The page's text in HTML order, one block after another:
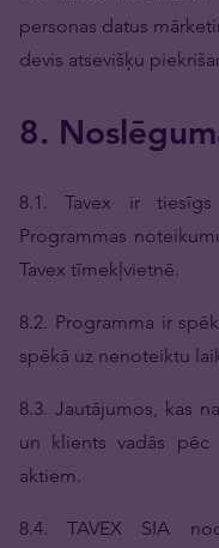
personas datus
devis atsevišķu
8.
8.1. Tavex ir
Programmas
Tavex tīmekļvietnē.
8.2. Programma ir
spēkā uz nenoteiktu
8.3. Jautājumos, kas
un klients vadās pēc
aktiem.
8.4. TAVEX SIA